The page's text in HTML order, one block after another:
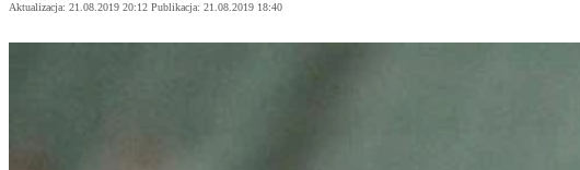
Aktualizacja: 21.08.2019 20:12 Publikacja: 21.08.2019 18:40